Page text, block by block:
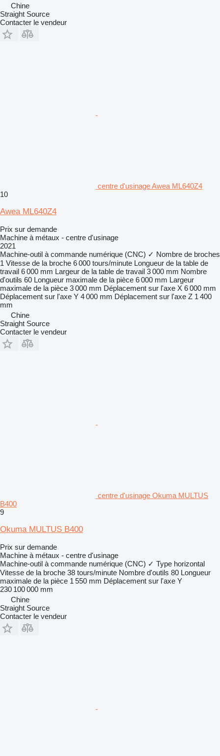
Chine
Straight Source
Contacter le vendeur
centre d'usinage Awea ML640Z4
10
Awea ML640Z4
Prix sur demande
Machine à métaux - centre d'usinage
2021
Machine-outil à commande numérique (CNC) ✓ Nombre de broches
1 Vitesse de la broche 6 000 tours/minute Longueur de la table de
travail 6 000 mm Largeur de la table de travail 3 000 mm Nombre
d'outils 60 Longueur maximale de la pièce 6 000 mm Largeur
maximale de la pièce 3 000 mm Déplacement sur l'axe X 6 000 mm
Déplacement sur l'axe Y 4 000 mm Déplacement sur l'axe Z 1 400
mm
Chine
Straight Source
Contacter le vendeur
centre d'usinage Okuma MULTUS
B400
9
Okuma MULTUS B400
Prix sur demande
Machine à métaux - centre d'usinage
Machine-outil à commande numérique (CNC) ✓ Type horizontal
Vitesse de la broche 38 tours/minute Nombre d'outils 80 Longueur
maximale de la pièce 1 550 mm Déplacement sur l'axe Y
230 100 000 mm
Chine
Straight Source
Contacter le vendeur